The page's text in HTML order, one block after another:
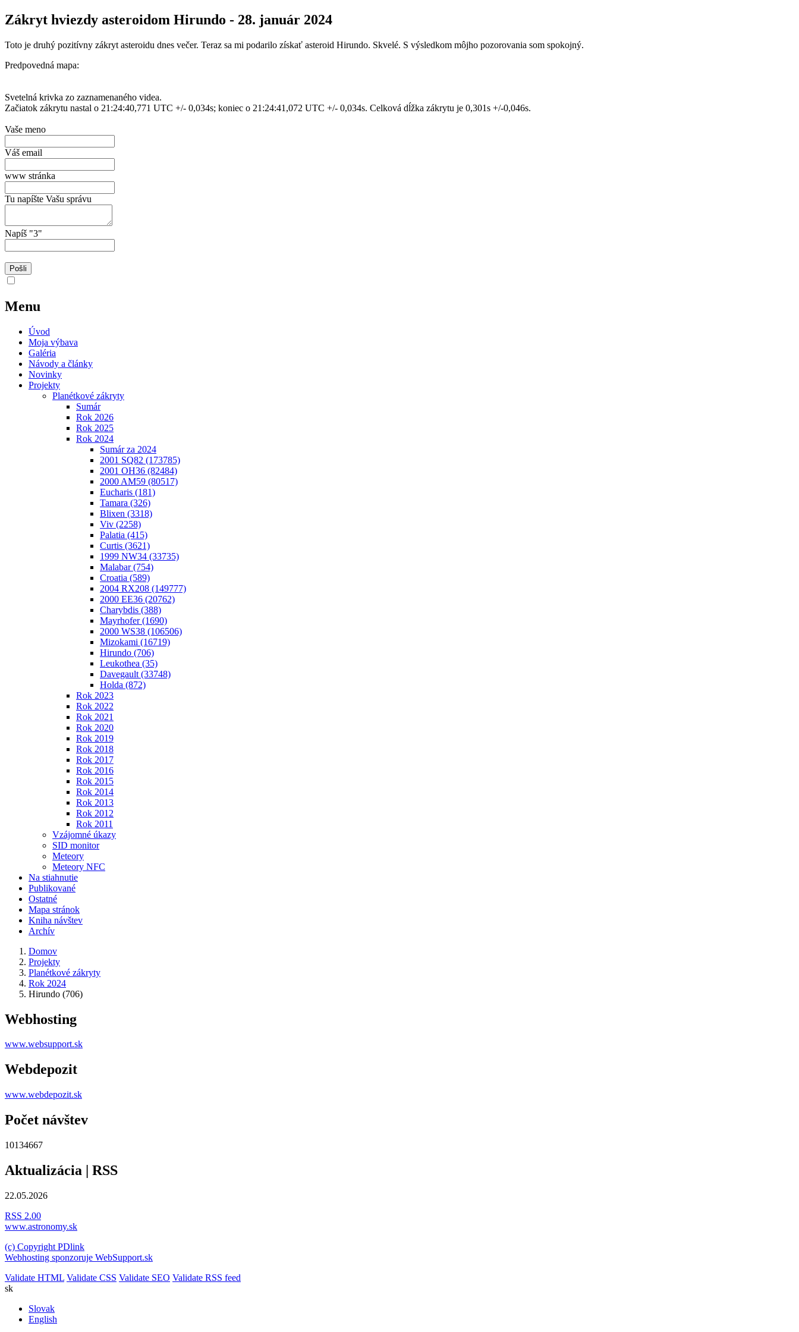
Zákryt hviezdy asteroidom Hirundo - 28. január 2024
Toto je druhý pozitívny zákryt asteroidu dnes večer. Teraz sa mi podarilo získať asteroid Hirundo. Skvelé. S výsledkom môjho pozorovania som spokojný.
Predpovedná mapa:
Svetelná krivka zo zaznamenaného videa.
Začiatok zákrytu nastal o 21:24:40,771 UTC +/- 0,034s; koniec o 21:24:41,072 UTC +/- 0,034s. Celková dĺžka zákrytu je 0,301s +/-0,046s.
Vaše meno
Váš email
www stránka
Tu napíšte Vašu správu
Napíš "3"
Menu
Úvod
Moja výbava
Galéria
Návody a články
Novinky
Projekty
Planétkové zákryty
Sumár
Rok 2026
Rok 2025
Rok 2024
Sumár za 2024
2001 SQ82 (173785)
2001 OH36 (82484)
2000 AM59 (80517)
Eucharis (181)
Tamara (326)
Blixen (3318)
Viv (2258)
Palatia (415)
Curtis (3621)
1999 NW34 (33735)
Malabar (754)
Croatia (589)
2004 RX208 (149777)
2000 EE36 (20762)
Charybdis (388)
Mayrhofer (1690)
2000 WS38 (106506)
Mizokami (16719)
Hirundo (706)
Leukothea (35)
Davegault (33748)
Holda (872)
Rok 2023
Rok 2022
Rok 2021
Rok 2020
Rok 2019
Rok 2018
Rok 2017
Rok 2016
Rok 2015
Rok 2014
Rok 2013
Rok 2012
Rok 2011
Vzájomné úkazy
SID monitor
Meteory
Meteory NFC
Na stiahnutie
Publikované
Ostatné
Mapa stránok
Kniha návštev
Archív
Domov
Projekty
Planétkové zákryty
Rok 2024
Hirundo (706)
Webhosting
www.websupport.sk
Webdepozit
www.webdepozit.sk
Počet návštev
10134667
Aktualizácia | RSS
22.05.2026
RSS 2.00
www.astronomy.sk
(c) Copyright PDlink
Webhosting sponzoruje WebSupport.sk
Validate HTML Validate CSS Validate SEO Validate RSS feed
sk
Slovak
English